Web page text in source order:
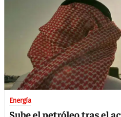
Energía
Sube el petróleo tras el